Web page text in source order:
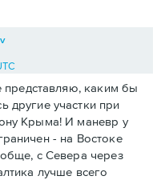
представляю, каким бы
другие участки при
Крыма! И маневр у
- на Востоке
с Севера через
лучше всего